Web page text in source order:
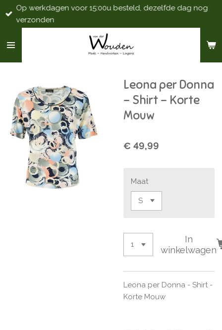
Ga
direct
de
Op werkdagen voor 15:00u besteld, dezelfde dag nog
verzonden
Leona per Donna
- Shirt - Korte
Mouw
€ 49,99
Maat
In
winkelwagen
Leona per Donna - Shirt -
Korte Mouw